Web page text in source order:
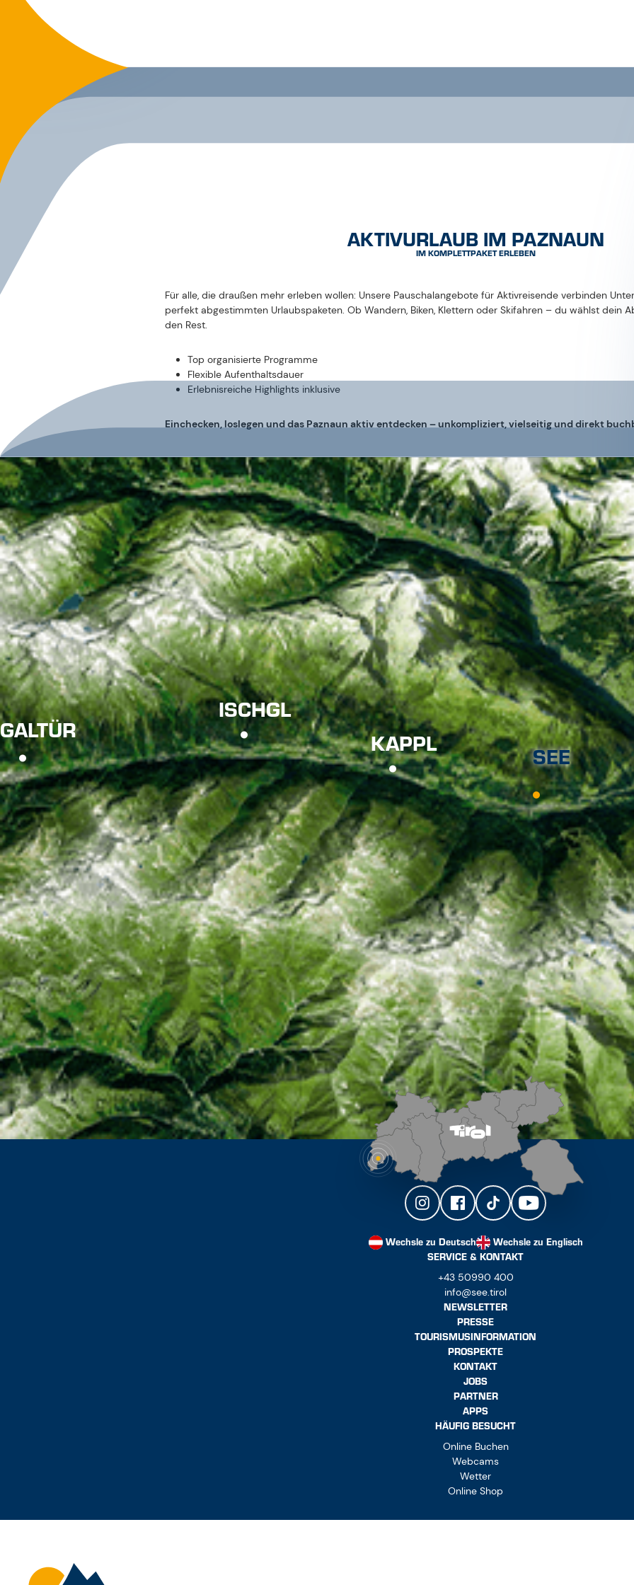
AKTIVURLAUB IM PAZNAUN
IM KOMPLETTPAKET ERLEBEN
Für alle, die draußen mehr erleben wollen: Unsere Pauschalangebote für Aktivreisende verbinden
perfekt abgestimmten Urlaubspaketen. Ob Wandern, Biken, Klettern oder Skifahren – du wählst dein
den Rest.
Top organisierte Programme
Flexible Aufenthaltsdauer
Erlebnisreiche Highlights inklusive
Einchecken, loslegen und das Paznaun aktiv entdecken – unkompliziert, vielseitig und direkt
GALTÜR
ISCHGL
KAPPL
SEE
Wechsle zu Deutsch
Wechsle zu Englisch
SERVICE & KONTAKT
+43 50990 400
info@see.tirol
NEWSLETTER
PRESSE
TOURISMUSINFORMATION
PROSPEKTE
KONTAKT
JOBS
PARTNER
APPS
HÄUFIG BESUCHT
Online Buchen
Webcams
Wetter
Online Shop